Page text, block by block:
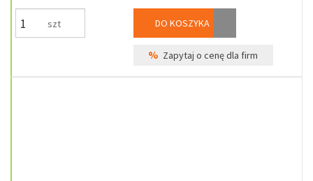
szt DO KOSZYKA
% Zapytaj o cenę dla firm